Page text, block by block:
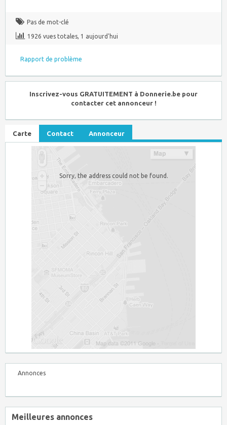
Pas de mot-clé
1926 vues totales, 1 aujourd'hui
Rapport de problème
Inscrivez-vous GRATUITEMENT à Donnerie.be pour
contacter cet annonceur !
Carte Contact Annonceur
Sorry, the address could not be found.
Annonces
Meilleures annonces